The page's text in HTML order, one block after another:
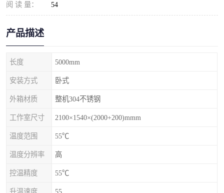
阅 读 量： 54
产品描述
长度 5000mm
安装方式 卧式
外箱材质 整机304不锈钢
工作室尺寸 2100×1540×(2000+200)mmm
温度范围 55℃
温度分辨率 高
控温精度 55℃